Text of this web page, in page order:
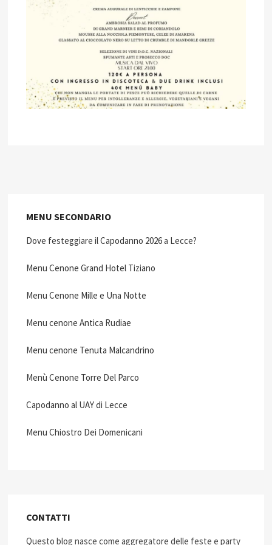
MENU SECONDARIO
Dove festeggiare il Capodanno 2026 a Lecce?
Menu Cenone Grand Hotel Tiziano
Menu Cenone Mille e Una Notte
Menu cenone Antica Rudiae
Menu cenone Tenuta Malcandrino
Menù Cenone Torre Del Parco
Capodanno al UAY di Lecce
Menu Chiostro Dei Domenicani
CONTATTI
Questo blog nasce come aggregatore delle feste e party